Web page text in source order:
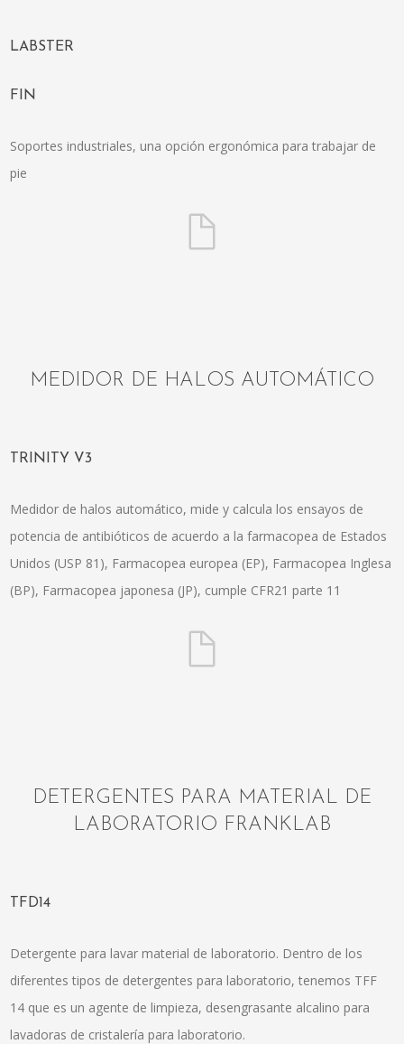
LABSTER
FIN
Soportes industriales, una opción ergonómica para trabajar de
pie
MEDIDOR DE HALOS AUTOMÁTICO
TRINITY V3
Medidor de halos automático, mide y calcula los ensayos de
potencia de antibióticos de acuerdo a la farmacopea de Estados
Unidos (USP 81), Farmacopea europea (EP), Farmacopea Inglesa
(BP), Farmacopea japonesa (JP), cumple CFR21 parte 11
DETERGENTES PARA MATERIAL DE
LABORATORIO FRANKLAB
TFD14
Detergente para lavar material de laboratorio. Dentro de los
diferentes tipos de detergentes para laboratorio, tenemos TFF
14 que es un agente de limpieza, desengrasante alcalino para
lavadoras de cristalería para laboratorio.